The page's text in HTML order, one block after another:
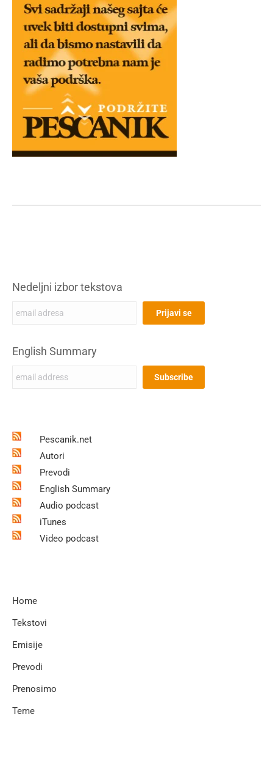
Nedeljni izbor tekstova
English Summary
Pescanik.net
Autori
Prevodi
English Summary
Audio podcast
iTunes
Video podcast
Home
Tekstovi
Emisije
Prevodi
Prenosimo
Teme